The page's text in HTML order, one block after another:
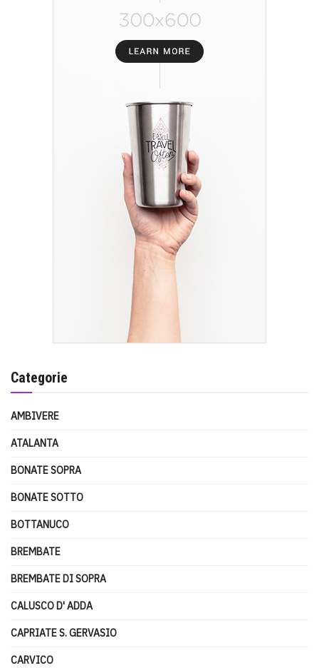
Categorie
AMBIVERE
ATALANTA
BONATE SOPRA
BONATE SOTTO
BOTTANUCO
BREMBATE
BREMBATE DI SOPRA
CALUSCO D' ADDA
CAPRIATE S. GERVASIO
CARVICO